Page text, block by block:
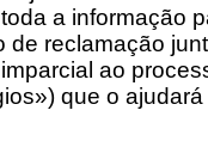
a informação
de reclamação
ao
que o ajudará